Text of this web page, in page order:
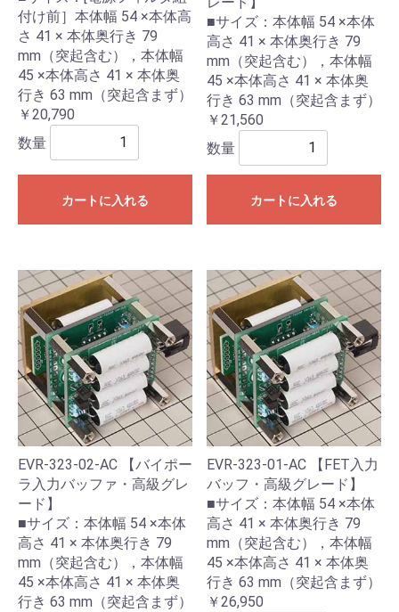
付け前］本体幅 54 ×本体高
さ 41 × 本体奥行き 79
mm（突起含む），本体幅
45 ×本体高さ 41 × 本体奥
行き 63 mm（突起含まず）
￥20,790
数量
カートに入れる
■サイズ：本体幅 54 ×本体
高さ 41 × 本体奥行き 79
mm（突起含む），本体幅
45 ×本体高さ 41 × 本体奥
行き 63 mm（突起含まず）
￥21,560
数量
カートに入れる
EVR-323-02-AC 【バイポー
ラ入力バッファ・高級グレ
ード】
■サイズ：本体幅 54 ×本体
高さ 41 × 本体奥行き 79
mm（突起含む），本体幅
45 ×本体高さ 41 × 本体奥
行き 63 mm（突起含まず）
EVR-323-01-AC 【FET入力
バッフ・高級グレード】
■サイズ：本体幅 54 ×本体
高さ 41 × 本体奥行き 79
mm（突起含む），本体幅
45 ×本体高さ 41 × 本体奥
行き 63 mm（突起含まず）
￥26,950